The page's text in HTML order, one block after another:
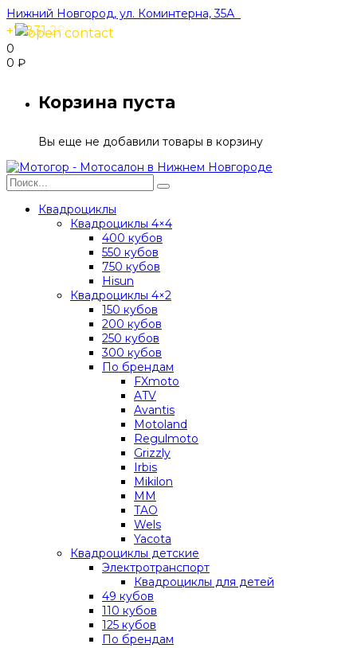
Нижний Новгород, ул. Коминтерна, 35А
+7 831 288-91-40
0
0 ₽
Корзина пуста
Вы еще не добавили товары в корзину
Квадроциклы
Квадроциклы 4×4
400 кубов
550 кубов
750 кубов
Hisun
Квадроциклы 4×2
150 кубов
200 кубов
250 кубов
300 кубов
По брендам
FXmoto
ATV
Avantis
Motoland
Regulmoto
Grizzly
Irbis
Mikilon
MM
TAO
Wels
Yacota
Квадроциклы детские
Электротранспорт
Квадроциклы для детей
49 кубов
110 кубов
125 кубов
По брендам